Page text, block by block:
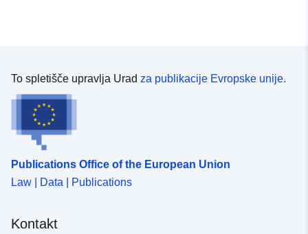
To spletišče upravlja Urad za publikacije Evropske unije.
Publications Office of the European Union
Law | Data | Publications
Kontakt